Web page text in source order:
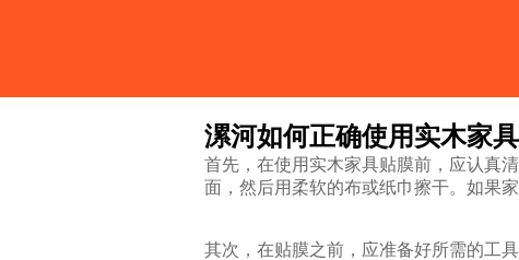
漯河如何正确使用实木家
首先，在使用实木家具贴膜前，应认真
面，然后用柔软的布或纸巾擦干。如果
其次，在贴膜之前，应准备好所需的工